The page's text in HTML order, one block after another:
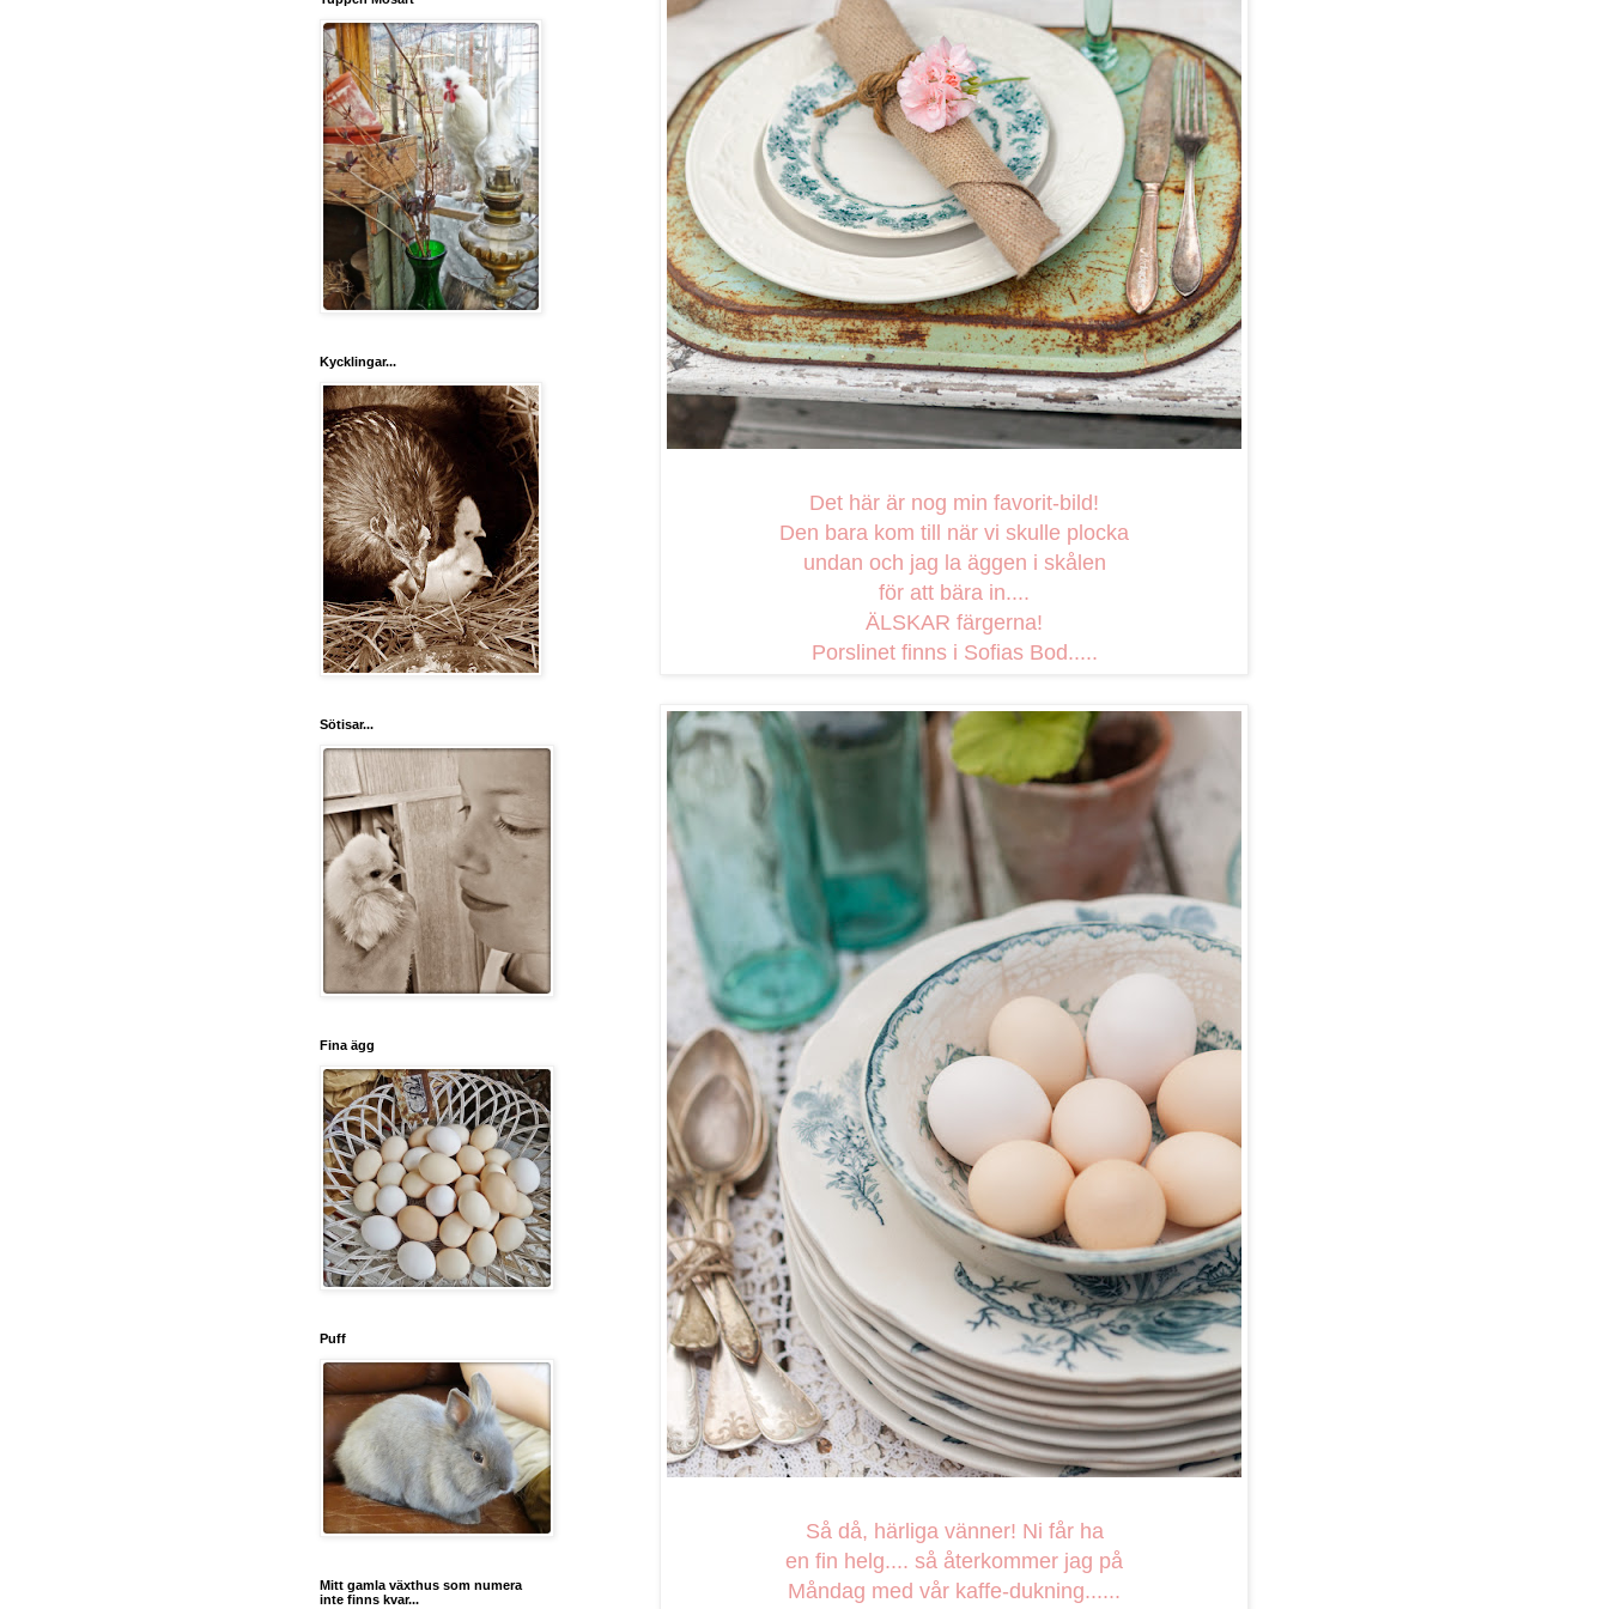
Det här är nog min favorit-bild!
Den bara kom till när vi skulle plocka
undan och jag la äggen i skålen
för att bära in....
ÄLSKAR färgerna!
Porslinet finns i Sofias Bod.....
Så då, härliga vänner! Ni får ha
en fin helg.... så återkommer jag på
Måndag med vår kaffe-dukning......
Kycklingar...
Sötisar...
Fina ägg
Puff
Mitt gamla växthus som numera
inte finns kvar...